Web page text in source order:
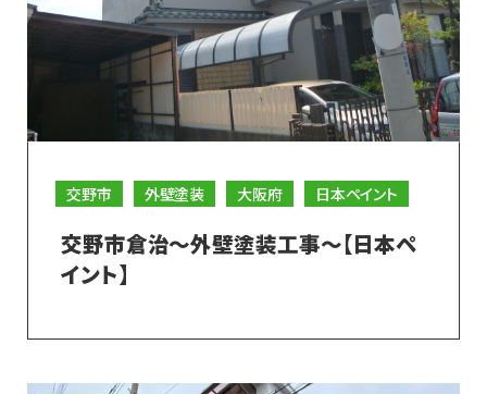
交野市 外壁塗装 大阪府 日本ペイント
交野市倉治～外壁塗装工事～【日本ペ
イント】